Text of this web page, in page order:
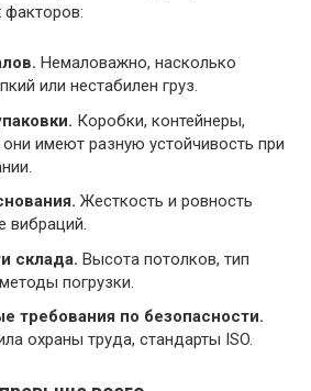
факторов:
Немаловажно, насколько
или нестабилен груз.
Коробки, контейнеры,
имеют разную устойчивость при
Жесткость и ровность
вибраций.
склада. Высота потолков, тип
погрузки.
требования по безопасности.
охраны труда, стандарты ISO.